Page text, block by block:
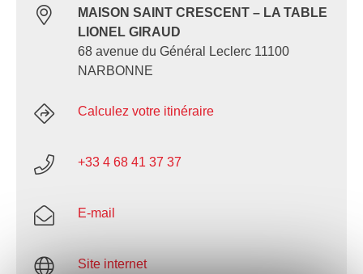
MAISON SAINT CRESCENT – LA TABLE
LIONEL GIRAUD
68 avenue du Général Leclerc 11100
NARBONNE
Calculez votre itinéraire
+33 4 68 41 37 37
E-mail
Site internet